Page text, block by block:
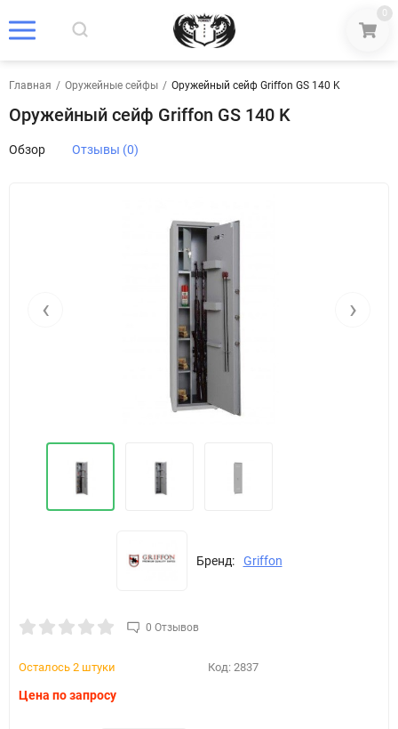
0
Главная / Оружейные сейфы / Оружейный сейф Griffon GS 140 K
Оружейный сейф Griffon GS 140 K
Обзор Отзывы (0)
‹ ›
Бренд: Griffon
0 Отзывов
Осталось 2 штуки Код: 2837
Цена по запросу